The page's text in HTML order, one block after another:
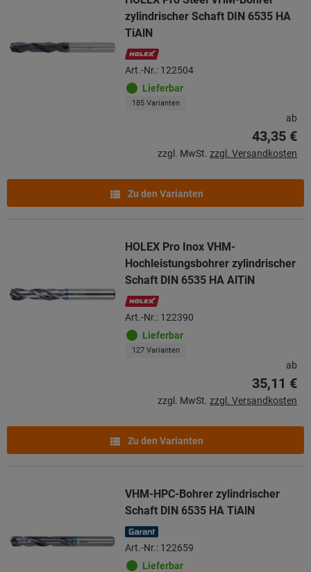
zylindrischer Schaft DIN 6535 HA
TiAlN
Art.-Nr.: 122504
Lieferbar
185 Varianten
ab
43,35 €
zzgl. MwSt. zzgl. Versandkosten
Zu den Varianten
HOLEX Pro Inox VHM-
Hochleistungsbohrer zylindrischer
Schaft DIN 6535 HA AlTiN
Art.-Nr.: 122390
Lieferbar
127 Varianten
ab
35,11 €
zzgl. MwSt. zzgl. Versandkosten
Zu den Varianten
VHM-HPC-Bohrer zylindrischer
Schaft DIN 6535 HA TiAlN
Art.-Nr.: 122659
Lieferbar